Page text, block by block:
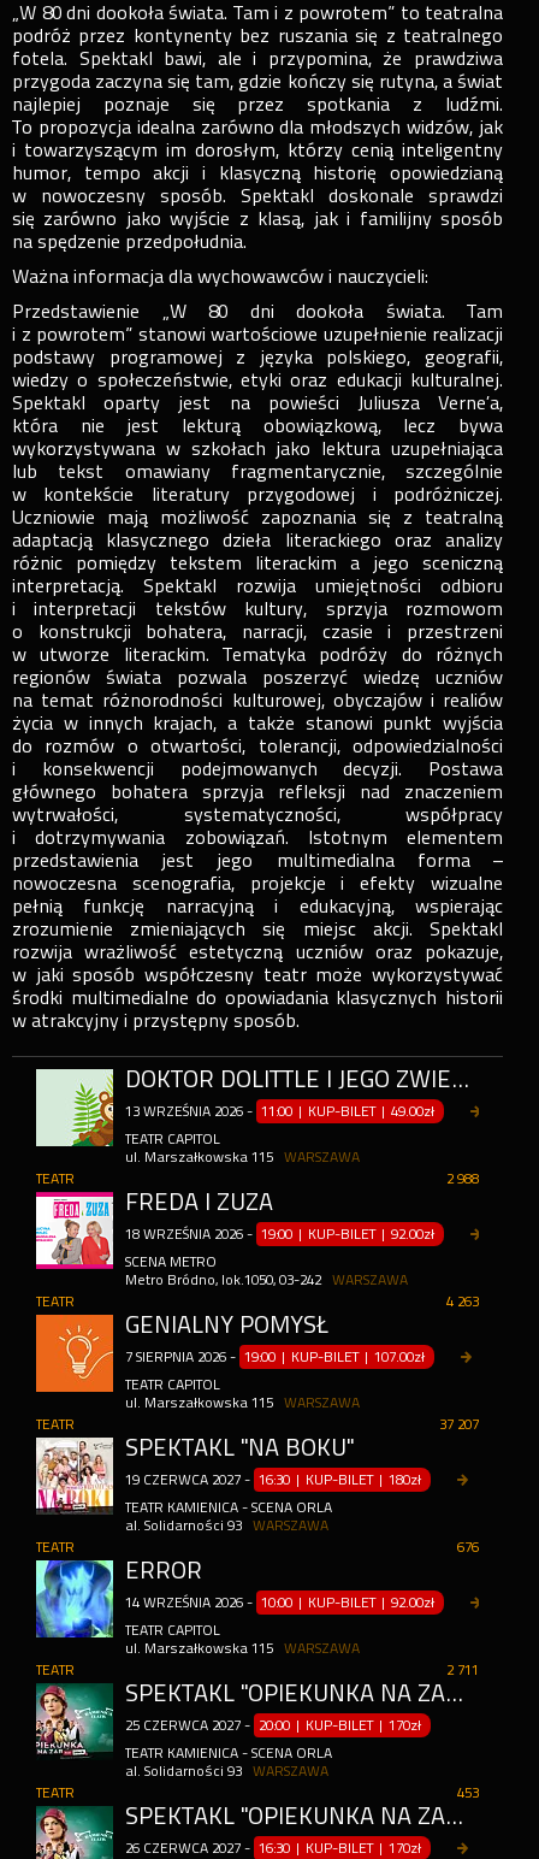
„W 80 dni dookoła świata. Tam i z powrotem” to teatralna
podróż przez kontynenty bez ruszania się z teatralnego
fotela. Spektakl bawi, ale i przypomina, że prawdziwa
przygoda zaczyna się tam, gdzie kończy się rutyna, a świat
najlepiej poznaje się przez spotkania z ludźmi.
To propozycja idealna zarówno dla młodszych widzów, jak
i towarzyszącym im dorosłym, którzy cenią inteligentny
humor, tempo akcji i klasyczną historię opowiedzianą
w nowoczesny sposób. Spektakl doskonale sprawdzi
się zarówno jako wyjście z klasą, jak i familijny sposób
na spędzenie przedpołudnia.
Ważna informacja dla wychowawców i nauczycieli:
Przedstawienie „W 80 dni dookoła świata. Tam
i z powrotem” stanowi wartościowe uzupełnienie realizacji
podstawy programowej z języka polskiego, geografii,
wiedzy o społeczeństwie, etyki oraz edukacji kulturalnej.
Spektakl oparty jest na powieści Juliusza Verne’a,
która nie jest lekturą obowiązkową, lecz bywa
wykorzystywana w szkołach jako lektura uzupełniająca
lub tekst omawiany fragmentarycznie, szczególnie
w kontekście literatury przygodowej i podróżniczej.
Uczniowie mają możliwość zapoznania się z teatralną
adaptacją klasycznego dzieła literackiego oraz analizy
różnic pomiędzy tekstem literackim a jego sceniczną
interpretacją. Spektakl rozwija umiejętności odbioru
i interpretacji tekstów kultury, sprzyja rozmowom
o konstrukcji bohatera, narracji, czasie i przestrzeni
w utworze literackim. Tematyka podróży do różnych
regionów świata pozwala poszerzyć wiedzę uczniów
na temat różnorodności kulturowej, obyczajów i realiów
życia w innych krajach, a także stanowi punkt wyjścia
do rozmów o otwartości, tolerancji, odpowiedzialności
i konsekwencji podejmowanych decyzji. Postawa
głównego bohatera sprzyja refleksji nad znaczeniem
wytrwałości, systematyczności, współpracy
i dotrzymywania zobowiązań. Istotnym elementem
przedstawienia jest jego multimedialna forma –
nowoczesna scenografia, projekcje i efekty wizualne
pełnią funkcję narracyjną i edukacyjną, wspierając
zrozumienie zmieniających się miejsc akcji. Spektakl
rozwija wrażliwość estetyczną uczniów oraz pokazuje,
w jaki sposób współczesny teatr może wykorzystywać
środki multimedialne do opowiadania klasycznych historii
w atrakcyjny i przystępny sposób.
DOKTOR DOLITTLE I JEGO ZWIERZĘTA
13 WRZEŚNIA 2026 - 11:00 | KUP-BILET |49.00zł
TEATR CAPITOL
ul. Marszałkowska 115
WARSZAWA
2 988
TEATR
FREDA I ZUZA
18 WRZEŚNIA 2026 - 19:00 | KUP-BILET |92.00zł
SCENA METRO
Metro Bródno, lok.1050, 03-242
WARSZAWA
4 263
TEATR
GENIALNY POMYSŁ
7 SIERPNIA 2026 - 19:00 | KUP-BILET |107.00zł
TEATR CAPITOL
ul. Marszałkowska 115
WARSZAWA
37 207
TEATR
SPEKTAKL "NA BOKU"
19 CZERWCA 2027 - 16:30 | KUP-BILET |180zł
TEATR KAMIENICA - SCENA ORLA
al. Solidarności 93
WARSZAWA
676
TEATR
ERROR
14 WRZEŚNIA 2026 - 10:00 | KUP-BILET |92.00zł
TEATR CAPITOL
ul. Marszałkowska 115
WARSZAWA
2 711
TEATR
SPEKTAKL "OPIEKUNKA NA ZABÓJ"
25 CZERWCA 2027 - 20:00 | KUP-BILET |170zł
TEATR KAMIENICA - SCENA ORLA
al. Solidarności 93
WARSZAWA
453
TEATR
SPEKTAKL "OPIEKUNKA NA ZABÓJ"
26 CZERWCA 2027 - 16:30 | KUP-BILET |170zł